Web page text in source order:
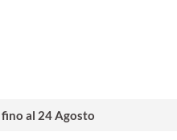
al 24 Agosto